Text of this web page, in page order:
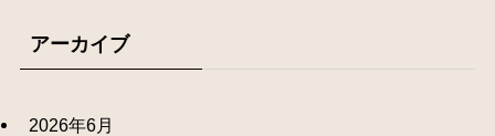
アーカイブ
2026年6月